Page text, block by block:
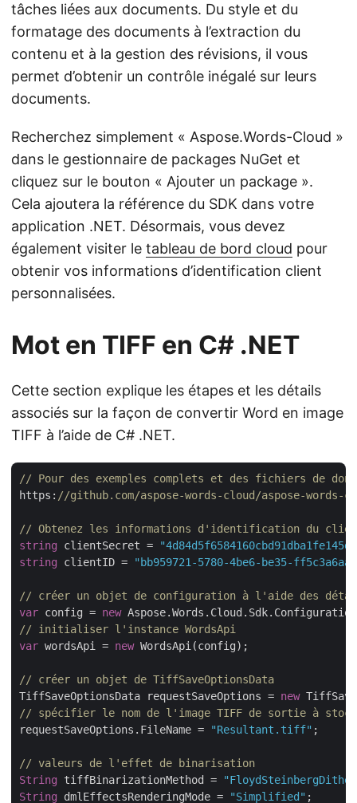
tâches liées aux documents. Du style et du
formatage des documents à l’extraction du
contenu et à la gestion des révisions, il vous
permet d’obtenir un contrôle inégalé sur leurs
documents.
Recherchez simplement « Aspose.Words-Cloud »
dans le gestionnaire de packages NuGet et
cliquez sur le bouton « Ajouter un package ».
Cela ajoutera la référence du SDK dans votre
application .NET. Désormais, vous devez
également visiter le tableau de bord cloud pour
obtenir vos informations d’identification client
personnalisées.
Mot en TIFF en C# .NET
Cette section explique les étapes et les détails
associés sur la façon de convertir Word en image
TIFF à l’aide de C# .NET.
// Pour des exemples complets et des fichiers de
https: //github.com/aspose-words-cloud/aspose-words-
// Obtenez les informations d'identification du
string clientSecret =
string clientID = "bb959721-5780-4be6-be35-
// créer un objet de configuration à l'aide des
var config = new
// initialiser l'instance WordsApi
var wordsApi = new WordsApi(config);
// créer un objet de TiffSaveOptionsData
TiffSaveOptionsData requestSaveOptions = new
// spécifier le nom de l'image TIFF de sortie à
requestSaveOptions.FileName =
"Resultant.tiff" ;
// valeurs de l'effet de binarisation
String tiffBinarizationMethod =
String dmlEffectsRenderingMode = "Simplified" ;